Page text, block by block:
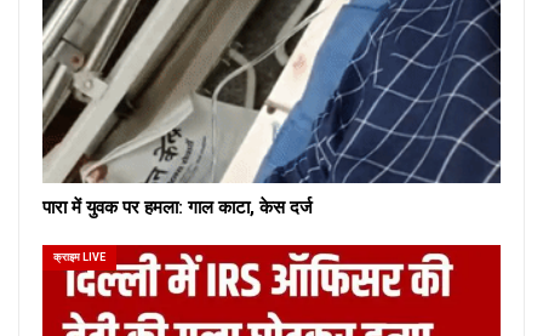
पारा में युवक पर हमला: गाल काटा, केस दर्ज
क्राइम LIVE